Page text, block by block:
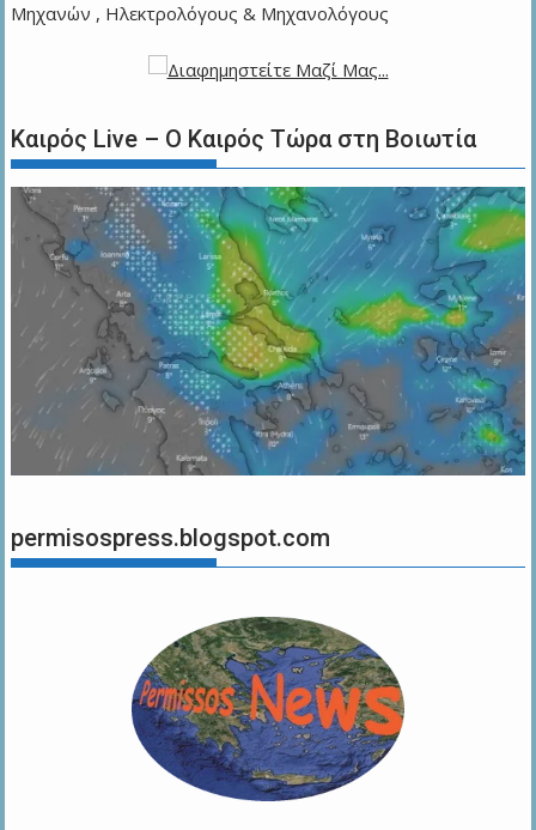
Μηχανών , Ηλεκτρολόγους & Μηχανολόγους
Καιρός Live – Ο Καιρός Τώρα στη Βοιωτία
permisospress.blogspot.com